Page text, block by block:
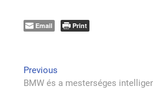
Email Print
Bejegyzés
navigáció
Previous
post:
BMW és a mesterséges